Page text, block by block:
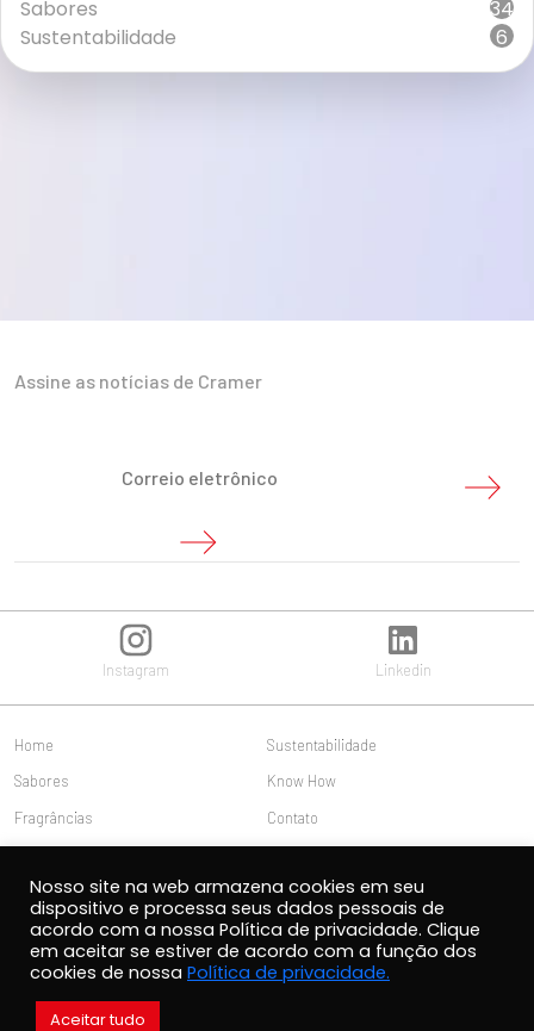
Sabores
34
Sustentabilidade
6
Assine as notícias de Cramer
Instagram Linkedin
Home
Sabores
Fragrâncias
Publicações
Sustentabilidade
Know How
Contato
Acesso do cliente
2021 Carlos Cramer Productos Aromáticos S.A.C.I.
Dirección Lucerna 4925, Cerrillos - Santiago - Chile
Nosso site na web armazena cookies em seu
dispositivo e processa seus dados pessoais de
acordo com a nossa Política de privacidade. Clique
em aceitar se estiver de acordo com a função dos
cookies de nossa Política de privacidade.
Aceitar tudo